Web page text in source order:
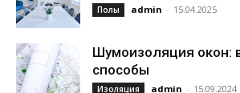
Полы admin - 15.04.2025
Шумоизоляция окон:
способы
Изоляция admin - 15.09.2024